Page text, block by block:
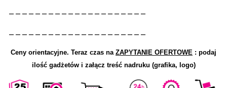
Ceny orientacyjne. Teraz czas na ZAPYTANIE OFERTOWE : podaj
ilość gadżetów i załącz treść nadruku (grafika, logo)